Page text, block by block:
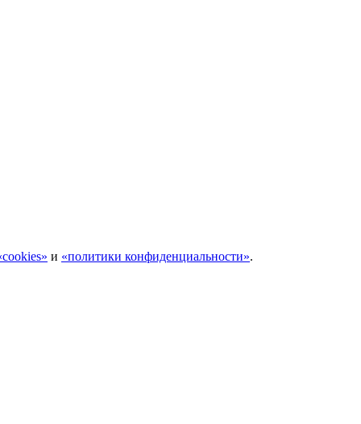
и «политики конфиденциальности».